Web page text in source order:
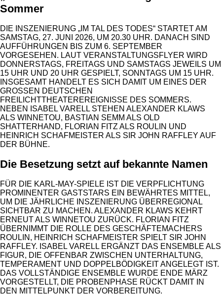
Sommer
DIE INSZENIERUNG „IM TAL DES TODES“ STARTET AM
SAMSTAG, 27. JUNI 2026, UM 20.30 UHR. DANACH SIND
AUFFÜHRUNGEN BIS ZUM 6. SEPTEMBER
VORGESEHEN. LAUT VERANSTALTUNGSFLYER WIRD
DONNERSTAGS, FREITAGS UND SAMSTAGS JEWEILS UM
15 UHR UND 20 UHR GESPIELT, SONNTAGS UM 15 UHR.
INSGESAMT HANDELT ES SICH DAMIT UM EINES DER
GROSSEN DEUTSCHEN F
REILICHTTHEATEREREIGNISSE DES SOMMERS. N
EBEN ISABEL VARELL STEHEN ALEXANDER KLAWS A
LS WINNETOU, BASTIAN SEMM ALS OLD S
HATTERHAND, FLORIAN FITZ ALS ROULIN UND H
EINRICH SCHAFMEISTER ALS SIR JOHN RAFFLEY AUF D
ER BÜHNE.
Die Besetzung setzt auf bekannte Namen
FÜR DIE KARL-MAY-SPIELE IST DIE VERPFLICHTUNG
PROMINENTER GASTSTARS EIN BEWÄHRTES MITTEL,
UM DIE JÄHRLICHE INSZENIERUNG ÜBERREGIONAL
SICHTBAR ZU MACHEN. ALEXANDER KLAWS KEHRT
ERNEUT ALS WINNETOU ZURÜCK. FLORIAN FITZ
ÜBERNIMMT DIE ROLLE DES GESCHÄFTEMACHERS
ROULIN, HEINRICH SCHAFMEISTER SPIELT SIR JOHN
RAFFLEY. ISABEL VARELL ERGÄNZT DAS ENSEMBLE ALS
FIGUR, DIE OFFENBAR ZWISCHEN UNTERHALTUNG,
TEMPERAMENT UND DOPPELBÖDIGKEIT ANGELEGT IST.
DAS VOLLSTÄNDIGE ENSEMBLE WURDE ENDE MÄRZ
VORGESTELLT, DIE PROBENPHASE RÜCKT DAMIT IN
DEN MITTELPUNKT DER VORBEREITUNG.